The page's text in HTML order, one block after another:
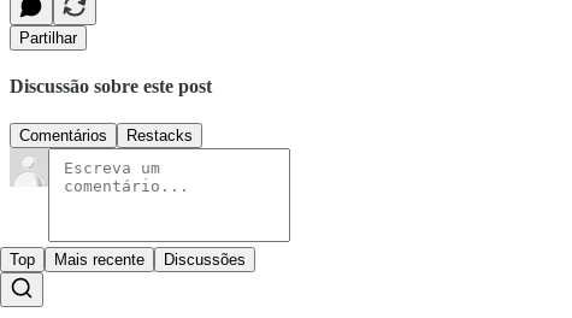
Partilhar
Discussão sobre este post
Comentários Restacks
Top Mais recente Discussões